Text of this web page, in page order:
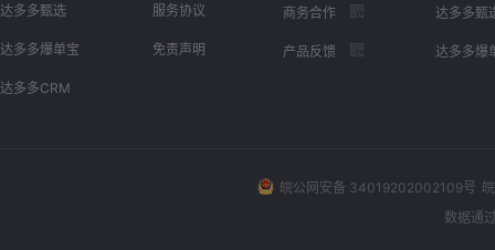
达多多甄选
达多多爆单宝
达多多CRM
服务协议
免责声明
商务合作
产品反馈
达多多甄
达多多爆
皖公网安备 34019202002109号
数据通